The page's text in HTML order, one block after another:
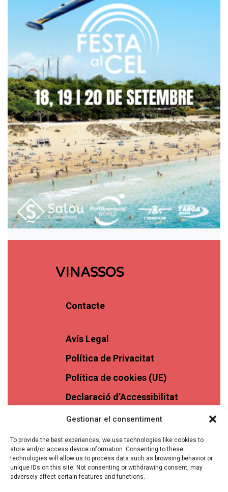
Gestionar el consentiment
To provide the best experiences, we use technologies like cookies to
store and/or access device information. Consenting to these
technologies will allow us to process data such as browsing behavior or
unique IDs on this site. Not consenting or withdrawing consent, may
adversely affect certain features and functions.
VINASSOS
Contacte
Avís Legal
Política de Privacitat
Política de cookies (UE)
Declaració d’Accessibilitat